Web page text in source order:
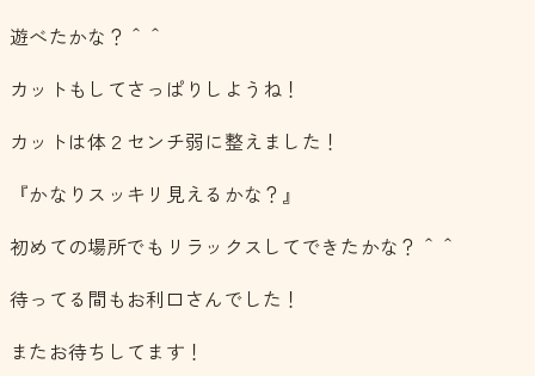
遊べたかな？＾＾
カットもしてさっぱりしようね！
カットは体２センチ弱に整えました！
『かなりスッキリ見えるかな？』
初めての場所でもリラックスしてできたかな？＾＾
待ってる間もお利口さんでした！
またお待ちしてます！